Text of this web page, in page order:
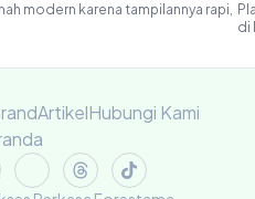
modern karena tampilannya rapi,
di
ArtikelHubungi Kami